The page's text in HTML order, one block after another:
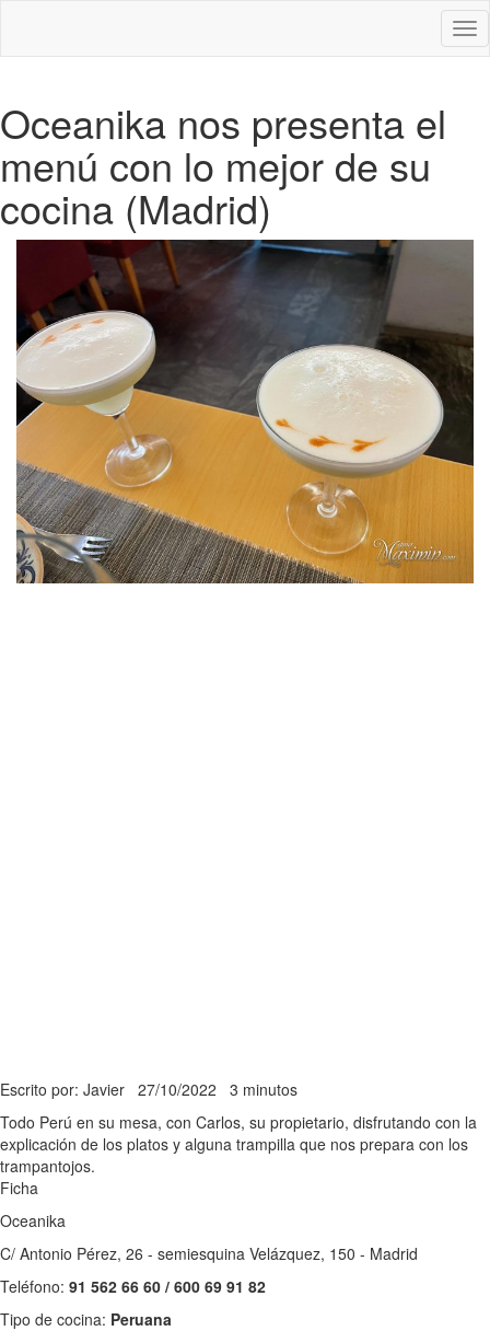
Oceanika nos presenta el
menú con lo mejor de su
cocina (Madrid)
Escrito por: Javier 27/10/2022 3 minutos
Todo Perú en su mesa, con Carlos, su propietario, disfrutando con la
explicación de los platos y alguna trampilla que nos prepara con los
trampantojos.
Ficha
Oceanika
C/ Antonio Pérez, 26 - semiesquina Velázquez, 150 - Madrid
Teléfono: 91 562 66 60 / 600 69 91 82
Tipo de cocina: Peruana